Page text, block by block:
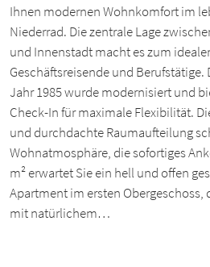
Ihnen modernen Wohnkomfort im
Niederrad. Die zentrale Lage
und Innenstadt macht es zum
Geschäftsreisende und Berufstätige.
Jahr 1985 wurde modernisiert und
Check-In für maximale Flexibilität.
und durchdachte Raumaufteilung
Wohnatmosphäre, die sofortiges
m² erwartet Sie ein hell und offen
Apartment im ersten Obergeschoss,
mit natürlichem…